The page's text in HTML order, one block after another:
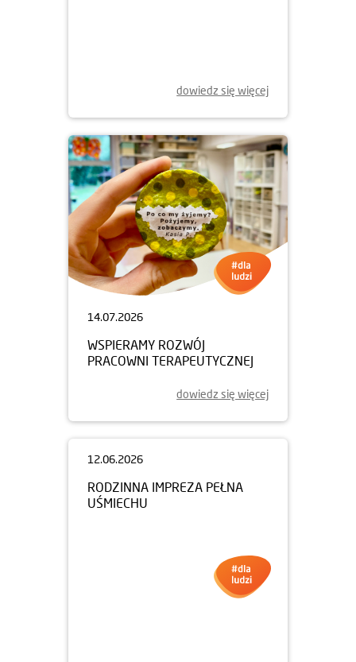
dowiedz się więcej
14.07.2026
WSPIERAMY ROZWÓJ
PRACOWNI TERAPEUTYCZNEJ
dowiedz się więcej